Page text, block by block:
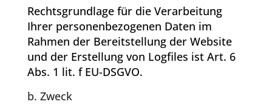
Rechtsgrundlage für die Verarbeitung
Ihrer personenbezogenen Daten im
Rahmen der Bereitstellung der Website
und der Erstellung von Logfiles ist Art. 6
Abs. 1 lit. f EU-DSGVO.
b. Zweck